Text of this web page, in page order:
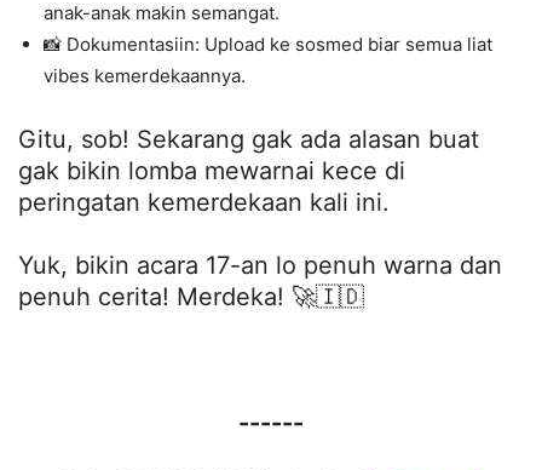
anak-anak makin semangat.
📸 Dokumentasiin: Upload ke sosmed biar semua liat
vibes kemerdekaannya.
Gitu, sob! Sekarang gak ada alasan buat
gak bikin lomba mewarnai kece di
peringatan kemerdekaan kali ini.
Yuk, bikin acara 17-an lo penuh warna dan
penuh cerita! Merdeka! 🚀🇮🇩
------